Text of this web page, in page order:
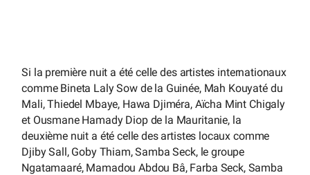
Si la première nuit a été celle des artistes internationaux
comme Bineta Laly Sow de la Guinée, Mah Kouyaté du
Mali, Thiedel Mbaye, Hawa Djiméra, Aïcha Mint Chigaly
et Ousmane Hamady Diop de la Mauritanie, la
deuxième nuit a été celle des artistes locaux comme
Djiby Sall, Goby Thiam, Samba Seck, le groupe
Ngatamaaré, Mamadou Abdou Bâ, Farba Seck, Samba